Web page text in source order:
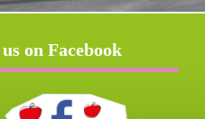
on Facebook